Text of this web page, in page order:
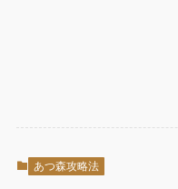
あつ森攻略法